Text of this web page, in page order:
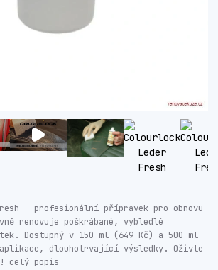
- profesionální přípravek pro obnovu
renovuje poškrábané, vybledlé
Dostupný v 150 ml (649 Kč) a 500 ml
aplikace, dlouhotrvající výsledky. Oživte
celý popis